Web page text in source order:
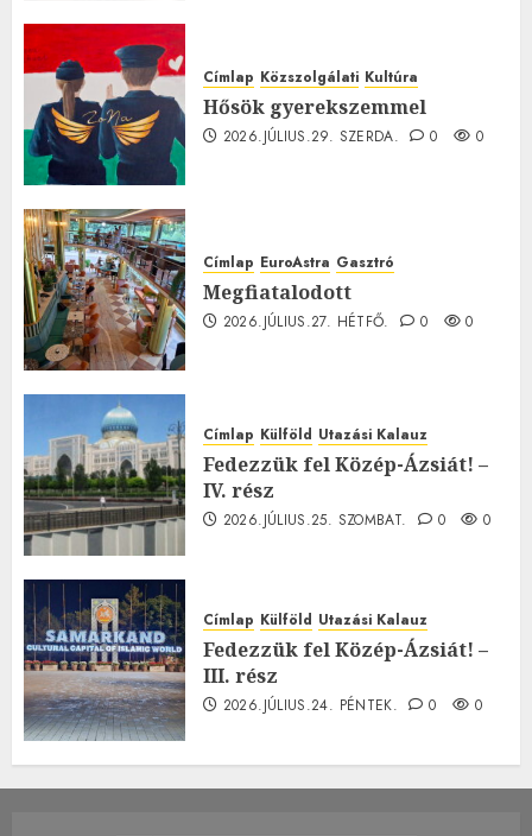
Címlap Közszolgálati Kultúra
Hősök gyerekszemmel
2026.JÚLIUS.29. SZERDA. 0 0
Címlap EuroAstra Gasztró
Megfiatalodott
2026.JÚLIUS.27. HÉTFŐ. 0 0
Címlap Külföld Utazási Kalauz
Fedezzük fel Közép-Ázsiát! –
IV. rész
2026.JÚLIUS.25. SZOMBAT. 0 0
Címlap Külföld Utazási Kalauz
Fedezzük fel Közép-Ázsiát! –
III. rész
2026.JÚLIUS.24. PÉNTEK. 0 0